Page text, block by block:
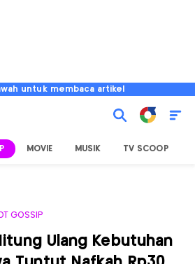
untuk membaca artikel
MOVIE MUSIK TV SCOOP
GOSSIP
Ulang Kebutuhan